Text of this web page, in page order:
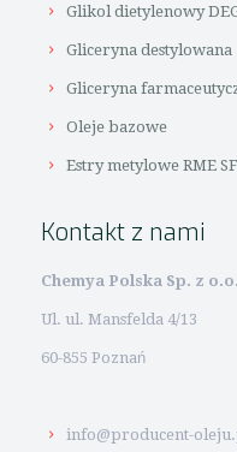
Glikol dietylenowy
Gliceryna destylowana
Gliceryna
Oleje bazowe
Estry metylowe RME
Kontakt z nami
Chemya Polska Sp. z o.o.
Ul. ul. Mansfelda 4/13
60-855 Poznań
info@producent-